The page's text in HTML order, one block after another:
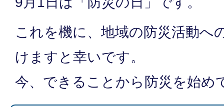
これを機に、地域の防災活動へ
けますと幸いです。
今、できることから防災を始め